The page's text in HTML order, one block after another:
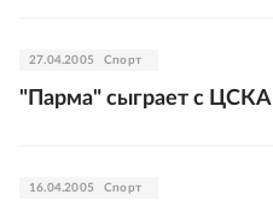
27.04.2005 Спорт
"Парма" сыграет с ЦСКА
16.04.2005 Спорт